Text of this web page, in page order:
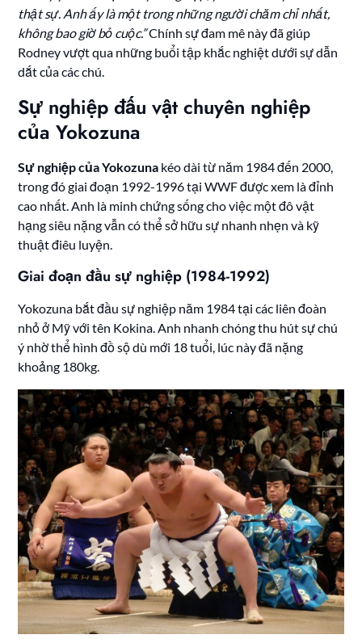
thật sự. Anh ấy là một trong những người chăm chỉ nhất,
không bao giờ bỏ cuộc.”Chính sự đam mê này đã giúp
Rodney vượt qua những buổi tập khắc nghiệt dưới sự dẫn
dắt của các chú.
Sự nghiệp đấu vật chuyên nghiệp
của Yokozuna
Sự nghiệp của Yokozuna kéo dài từ năm 1984 đến 2000,
trong đó giai đoạn 1992-1996 tại WWF được xem là đỉnh
cao nhất. Anh là minh chứng sống cho việc một đô vật
hạng siêu nặng vẫn có thể sở hữu sự nhanh nhẹn và kỹ
thuật điêu luyện.
Giai đoạn đầu sự nghiệp (1984-1992)
Yokozuna bắt đầu sự nghiệp năm 1984 tại các liên đoàn
nhỏ ở Mỹ với tên Kokina. Anh nhanh chóng thu hút sự chú
ý nhờ thể hình đồ sộ dù mới 18 tuổi, lúc này đã nặng
khoảng 180kg.